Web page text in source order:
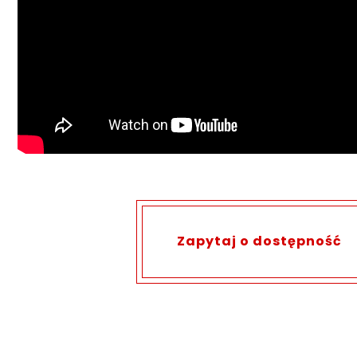
Zapytaj o dostępność